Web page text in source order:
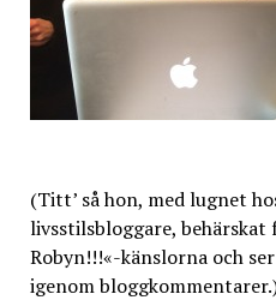
(Titt’ så hon, med lugnet
livsstilsbloggare,
Robyn!!!«-känslorna och
igenom